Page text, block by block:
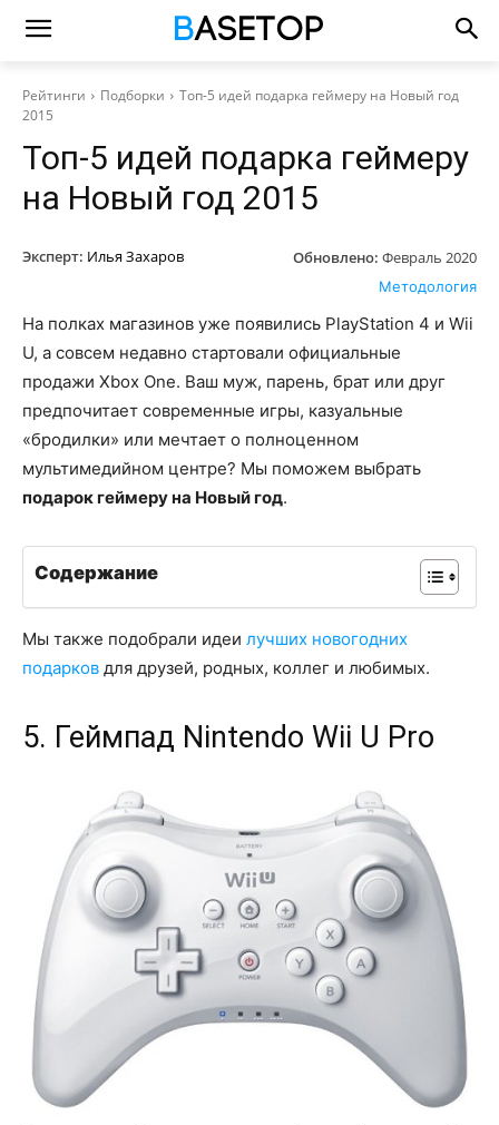
Рейтинги Подборки
Топ-5 идей подарка геймеру на Новый год
2015
Топ-5 идей подарка геймеру
на Новый год 2015
Эксперт: Илья Захаров Обновлено: Февраль 2020
Методология
На полках магазинов уже появились PlayStation 4 и Wii
U, а совсем недавно стартовали официальные
продажи Xbox One. Ваш муж, парень, брат или друг
предпочитает современные игры, казуальные
«бродилки» или мечтает о полноценном
мультимедийном центре? Мы поможем выбрать
подарок геймеру на Новый год.
Содержание
Мы также подобрали идеи лучших новогодних
подарков для друзей, родных, коллег и любимых.
5. Геймпад Nintendo Wii U Pro